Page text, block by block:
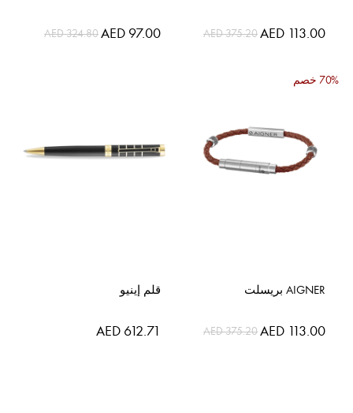
السعر
الخاص
AED 113.00
AED 375.20
السعر
الخاص
AED 97.00
AED 324.80
70% خصم
AIGNER بريسلت
السعر
الخاص
AED 113.00
AED 375.20
قلم إينيو
AED 612.71